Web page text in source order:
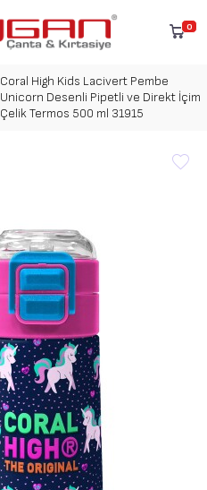
0
Coral High Kids Lacivert Pembe
Unicorn Desenli Pipetli ve Direkt İçim
Çelik Termos 500 ml 31915